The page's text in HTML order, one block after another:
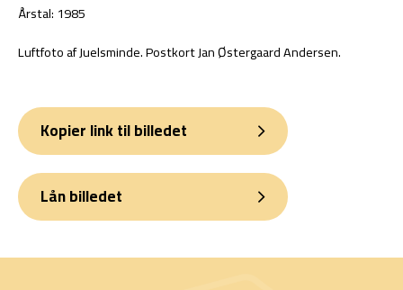
Årstal: 1985
Luftfoto af Juelsminde. Postkort Jan Østergaard Andersen.
Kopier link til billedet
Lån billedet